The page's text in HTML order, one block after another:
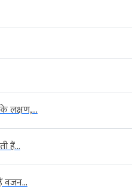
लक्षण,...
हैं...
वजन...